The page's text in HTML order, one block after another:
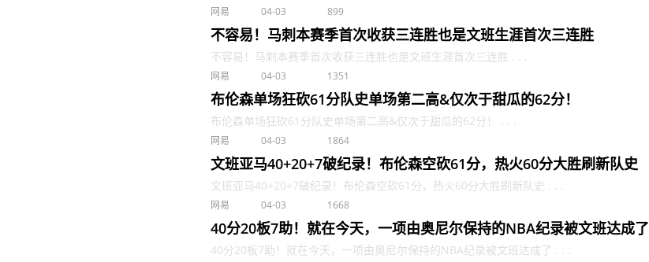
网易 04-03 899
不容易！马刺本赛季首次收获三连胜也是文班生涯首次三连胜
不容易！马刺本赛季首次收获三连胜也是文班生涯首次三连胜 . . .
网易 04-03 1351
布伦森单场狂砍61分队史单场第二高&仅次于甜瓜的62分！
布伦森单场狂砍61分队史单场第二高&仅次于甜瓜的62分！ . . .
网易 04-03 1864
文班亚马40+20+7破纪录！布伦森空砍61分，热火60分大胜刷新队史
文班亚马40+20+7破纪录！布伦森空砍61分，热火60分大胜刷新队史 . . .
网易 04-03 1668
40分20板7助！就在今天，一项由奥尼尔保持的NBA纪录被文班达成了
40分20板7助！就在今天，一项由奥尼尔保持的NBA纪录被文班达成了 . . .